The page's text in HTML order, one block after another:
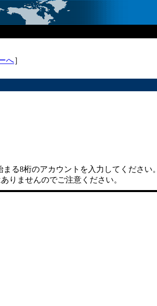
へ］
る8桁のアカウントを入力してください。
りませんのでご注意ください。